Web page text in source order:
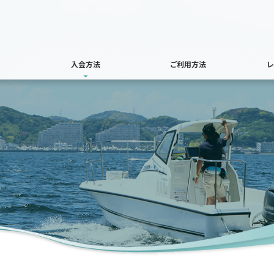
入会方法 ご利用方法